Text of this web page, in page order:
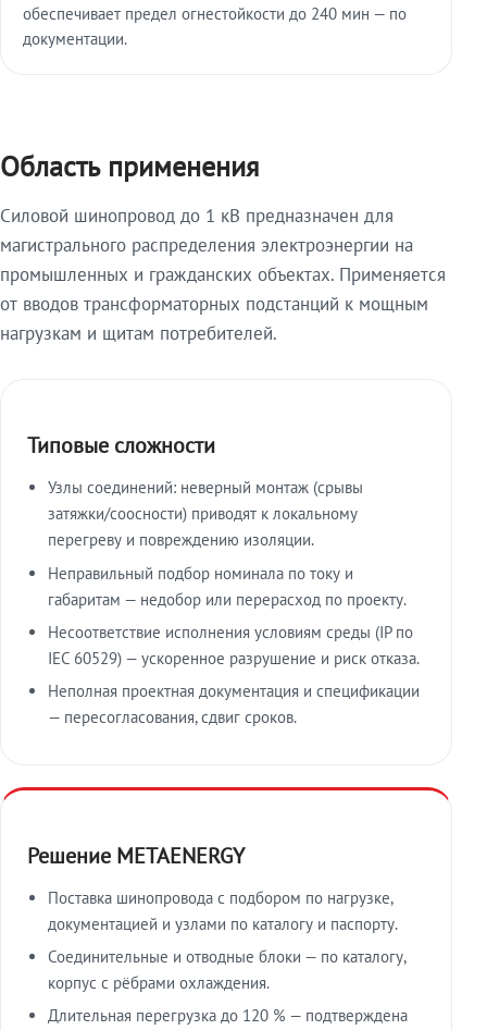
обеспечивает предел огнестойкости до 240 мин — по
документации.
Область применения
Силовой шинопровод до 1 кВ предназначен для
магистрального распределения электроэнергии на
промышленных и гражданских объектах. Применяется
от вводов трансформаторных подстанций к мощным
нагрузкам и щитам потребителей.
Типовые сложности
Узлы соединений: неверный монтаж (срывы
затяжки/соосности) приводят к локальному
перегреву и повреждению изоляции.
Неправильный подбор номинала по току и
габаритам — недобор или перерасход по проекту.
Несоответствие исполнения условиям среды (IP по
IEC 60529) — ускоренное разрушение и риск отказа.
Неполная проектная документация и спецификации
— пересогласования, сдвиг сроков.
Решение METAENERGY
Поставка шинопровода с подбором по нагрузке,
документацией и узлами по каталогу и паспорту.
Соединительные и отводные блоки — по каталогу,
корпус с рёбрами охлаждения.
Длительная перегрузка до 120 % — подтверждена